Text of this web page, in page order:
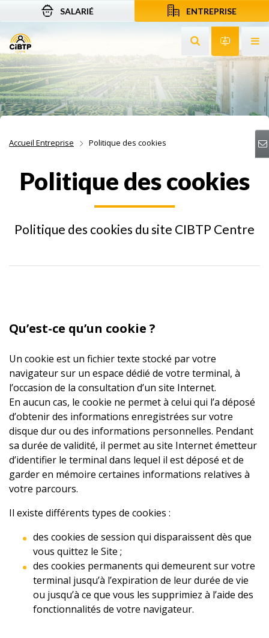
Aller au contenu
Aller à la recherche
Aller à la navigation
SALARIÉ ENTREPRISE
Rechercher sur
Accueil Entreprise Politique des cookies
Politique des cookies
Politique des cookies du site CIBTP Centre
Qu’est-ce qu’un cookie ?
Un cookie est un fichier texte stocké par votre
navigateur sur un espace dédié de votre terminal, à
l’occasion de la consultation d’un site Internet.
En aucun cas, le cookie ne permet à celui qui l’a déposé
d’obtenir des informations enregistrées sur votre
disque dur ou des informations personnelles. Pendant
sa durée de validité, il permet au site Internet émetteur
d’identifier le terminal dans lequel il est déposé et de
garder en mémoire certaines informations relatives à
votre parcours.
Il existe différents types de cookies :
des cookies de session qui disparaissent dès que
vous quittez le Site ;
des cookies permanents qui demeurent sur votre
terminal jusqu’à l’expiration de leur durée de vie
ou jusqu’à ce que vous les supprimiez à l’aide des
fonctionnalités de votre navigateur.